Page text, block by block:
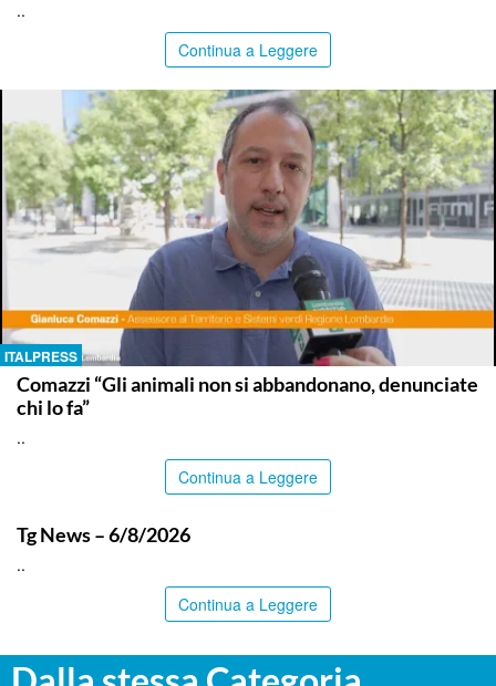
..
Continua a Leggere
ITALPRESS
Comazzi “Gli animali non si abbandonano, denunciate
chi lo fa”
..
Continua a Leggere
Tg News – 6/8/2026
..
Continua a Leggere